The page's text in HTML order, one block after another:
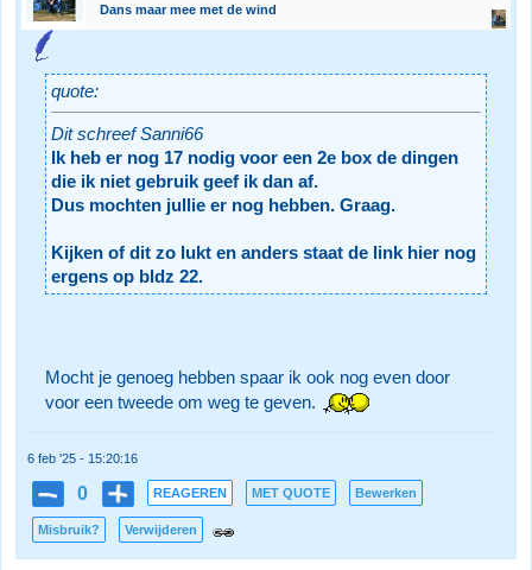
Dans maar mee met de wind
quote:
Dit schreef Sanni66
Ik heb er nog 17 nodig voor een 2e box de dingen
die ik niet gebruik geef ik dan af.
Dus mochten jullie er nog hebben. Graag.
Kijken of dit zo lukt en anders staat de link hier nog
ergens op bldz 22.
Mocht je genoeg hebben spaar ik ook nog even door
voor een tweede om weg te geven.
6 feb '25 - 15:20:16
0 REAGEREN MET QUOTE Bewerken
Misbruik? Verwijderen